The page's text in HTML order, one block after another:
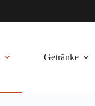
Getränke